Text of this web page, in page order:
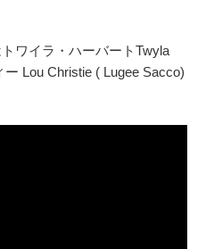
ワイラ・ハーバートTwyla
Lou Christie ( Lugee Sacco)